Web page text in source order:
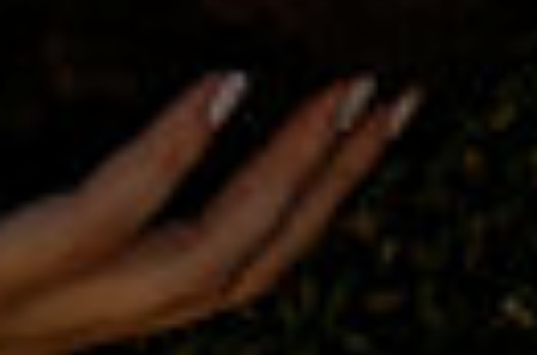
LAGGU
S |